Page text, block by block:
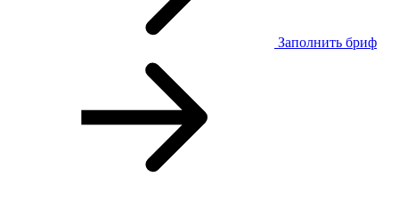
Заполнить бриф